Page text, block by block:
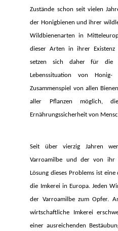
Zustände schon seit vielen
der Honigbienen und ihrer
Wildbienenarten in
dieser Arten in ihrer Existenz
setzen sich daher für die
Lebenssituation von
Zusammenspiel von allen
aller Pflanzen möglich,
Ernährungssicherheit von
Seit über vierzig Jahren
Varroamilbe und der von ihr
Lösung dieses Problems ist
die Imkerei in Europa. Jeden
der Varroamilbe zum Opfer.
wirtschaftliche Imkerei
einer ausreichenden